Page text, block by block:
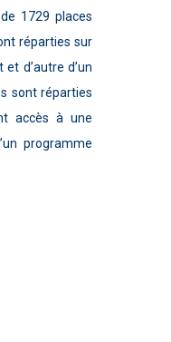
1729 places
réparties sur
d’autre d’un
sont réparties
accès à une
programme